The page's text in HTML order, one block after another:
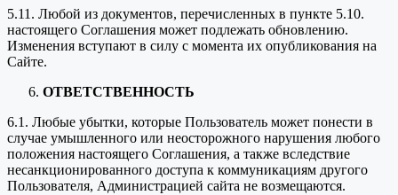
5.11. Любой из документов, перечисленных в пункте 5.10.
настоящего Соглашения может подлежать обновлению.
Изменения вступают в силу с момента их опубликования на
Сайте.
ОТВЕТСТВЕННОСТЬ
6.1. Любые убытки, которые Пользователь может понести в
случае умышленного или неосторожного нарушения любого
положения настоящего Соглашения, а также вследствие
несанкционированного доступа к коммуникациям другого
Пользователя, Администрацией сайта не возмещаются.